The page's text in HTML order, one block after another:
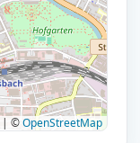
| ©OpenStreetMap